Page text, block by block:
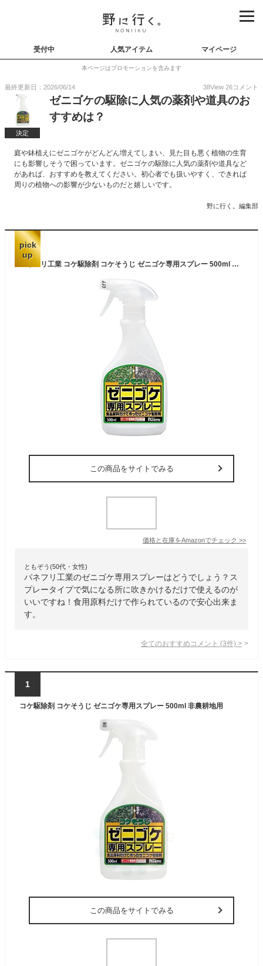
受付中 人気アイテム マイページ
本ページはプロモーションを含みます
最終更新日：2026/06/14 38View 26コメント
決定
ゼニゴケの駆除に人気の薬剤や道具のお
すすめは？
庭や鉢植えにゼニゴケがどんどん増えてしまい、見た目も悪く植物の生育
にも影響しそうで困っています。ゼニゴケの駆除に人気の薬剤や道具など
があれば、おすすめを教えてください。初心者でも扱いやすく、できれば
周りの植物への影響が少ないものだと嬉しいです。
野に行く。編集部
pick
up
パネフリ工業 コケ駆除剤 コケそうじ ゼニゴケ専用スプレー 500ml 透明
この商品をサイトでみる
価格と在庫をAmazonでチェック >>
ともぞう(50代・女性)
パネフリ工業のゼニゴケ専用スプレーはどうでしょう？ス
プレータイプで気になる所に吹きかけるだけで使えるのが
いいですね！食用原料だけで作られているので安心出来ま
す。
全てのおすすめコメント (3件) >
1
コケ駆除剤 コケそうじ ゼニゴケ専用スプレー 500ml 非農耕地用
この商品をサイトでみる